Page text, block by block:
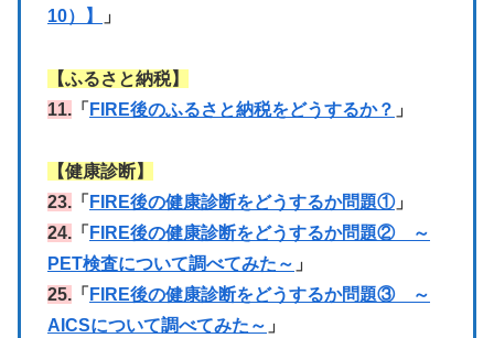
10）】
」
【ふるさと納税】
11. 「 FIRE後のふるさと納税をどうするか？ 」
【健康診断】
23. 「 FIRE後の健康診断をどうするか問題①」
24. 「 FIRE後の健康診断をどうするか問題② ～
PET検査について調べてみた～ 」
25. 「 FIRE後の健康診断をどうするか問題③ ～
AICSについて調べてみた～ 」